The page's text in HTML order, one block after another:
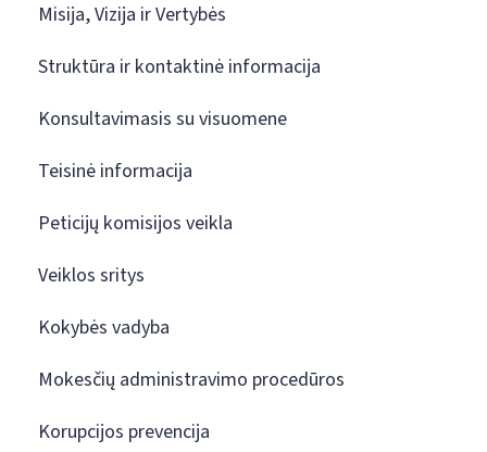
Misija, Vizija ir Vertybės
Struktūra ir kontaktinė informacija
Konsultavimasis su visuomene
Teisinė informacija
Peticijų komisijos veikla
Veiklos sritys
Kokybės vadyba
Mokesčių administravimo procedūros
Korupcijos prevencija